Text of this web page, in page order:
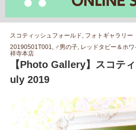
スコティッシュフォールド, フォトギャラリー
20190501T001, ♂男の子, レッドタビー＆ホワ
祥寺本店
【Photo Gallery】スコテ
uly 2019